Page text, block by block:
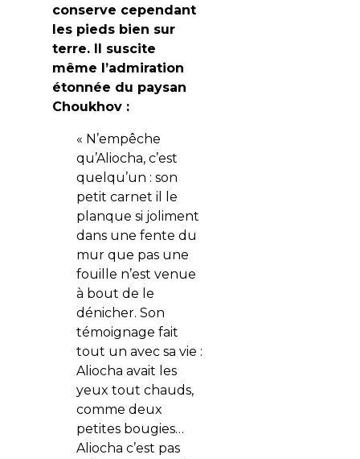
conserve cependant
les pieds bien sur
terre. Il suscite
même l’admiration
étonnée du paysan
Choukhov :
« N’empêche
qu’Aliocha, c’est
quelqu’un : son
petit carnet il le
planque si joliment
dans une fente du
mur que pas une
fouille n’est venue
à bout de le
dénicher. Son
témoignage fait
tout un avec sa vie :
Aliocha avait les
yeux tout chauds,
comme deux
petites bougies…
Aliocha c’est pas